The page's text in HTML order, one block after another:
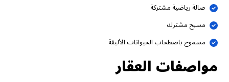
صالة رياضية مشتركة
مسبح مشترك
مسموح باصطحاب الحيوانات الأليفة
مواصفات العقار